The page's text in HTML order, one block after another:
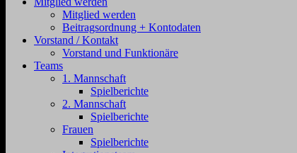
Mitglied werden
Beitragsordnung + Kontodaten
Vorstand / Kontakt
Vorstand und Funktionäre
Teams
1. Mannschaft
Spielberichte
2. Mannschaft
Spielberichte
Frauen
Spielberichte